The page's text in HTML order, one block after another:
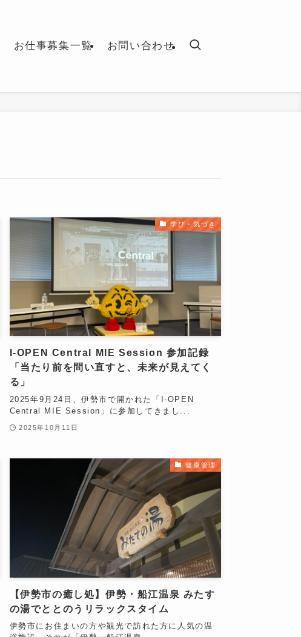
お仕事募集一覧 お問い合わせ
学び・気づき
I-OPEN Central MIE Session 参加記録
「当たり前を問い直すと、未来が見えてく
る」
2025年9月24日、伊勢市で開かれた「I-OPEN
Central MIE Session」に参加してきまし...
2025年10月11日
健康管理
【伊勢市の癒し処】伊勢・船江温泉 みたす
の湯でととのうリラックスタイム
伊勢市にお住まいの方や観光で訪れた方に人気の温